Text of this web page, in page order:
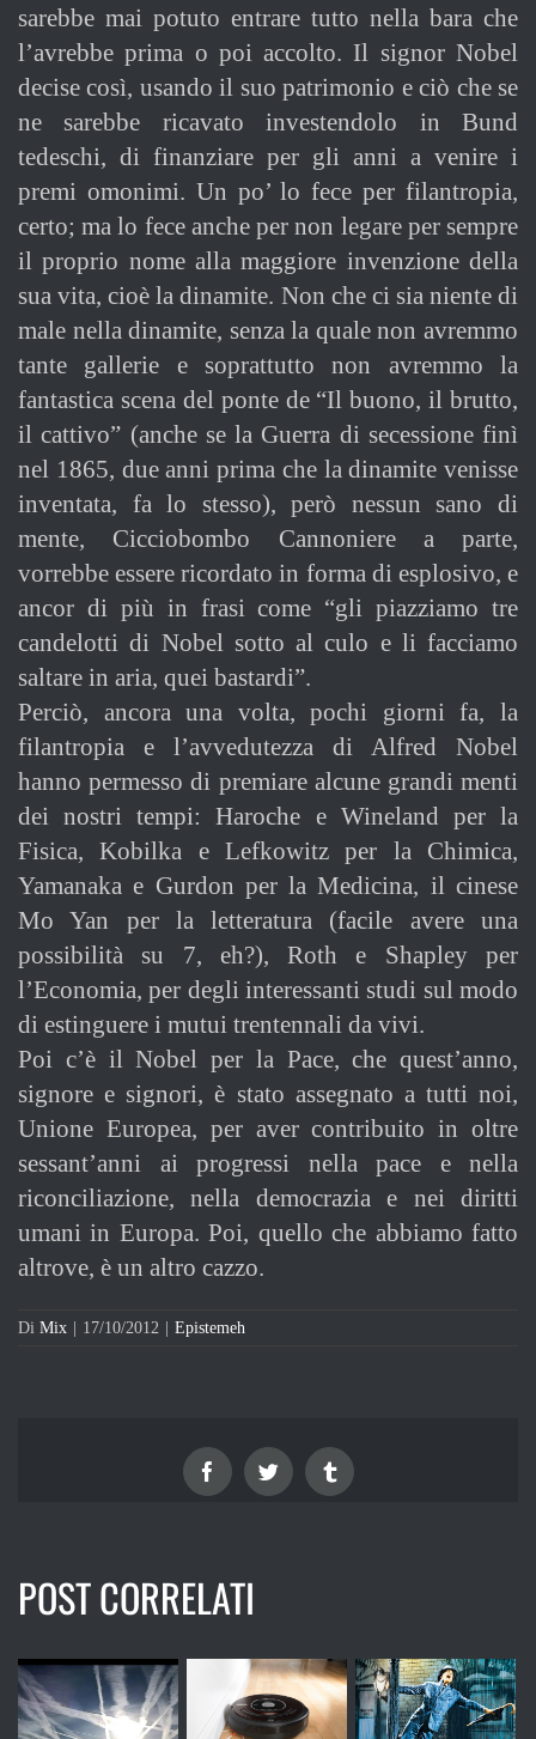
sarebbe mai potuto entrare tutto nella bara che
l’avrebbe prima o poi accolto. Il signor Nobel
decise così, usando il suo patrimonio e ciò che se
ne sarebbe ricavato investendolo in Bund
tedeschi, di finanziare per gli anni a venire i
premi omonimi. Un po’ lo fece per filantropia,
certo; ma lo fece anche per non legare per sempre
il proprio nome alla maggiore invenzione della
sua vita, cioè la dinamite. Non che ci sia niente di
male nella dinamite, senza la quale non avremmo
tante gallerie e soprattutto non avremmo la
fantastica scena del ponte de “Il buono, il brutto,
il cattivo” (anche se la Guerra di secessione finì
nel 1865, due anni prima che la dinamite venisse
inventata, fa lo stesso), però nessun sano di
mente, Cicciobombo Cannoniere a parte,
vorrebbe essere ricordato in forma di esplosivo, e
ancor di più in frasi come “gli piazziamo tre
candelotti di Nobel sotto al culo e li facciamo
saltare in aria, quei bastardi”.
Perciò, ancora una volta, pochi giorni fa, la
filantropia e l’avvedutezza di Alfred Nobel
hanno permesso di premiare alcune grandi menti
dei nostri tempi: Haroche e Wineland per la
Fisica, Kobilka e Lefkowitz per la Chimica,
Yamanaka e Gurdon per la Medicina, il cinese
Mo Yan per la letteratura (facile avere una
possibilità su 7, eh?), Roth e Shapley per
l’Economia, per degli interessanti studi sul modo
di estinguere i mutui trentennali da vivi.
Poi c’è il Nobel per la Pace, che quest’anno,
signore e signori, è stato assegnato a tutti noi,
Unione Europea, per aver contribuito in oltre
sessant’anni ai progressi nella pace e nella
riconciliazione, nella democrazia e nei diritti
umani in Europa. Poi, quello che abbiamo fatto
altrove, è un altro cazzo.
Di Mix 17/10/2012 Epistemeh
FacebookTwitter Tumblr
POST CORRELATI